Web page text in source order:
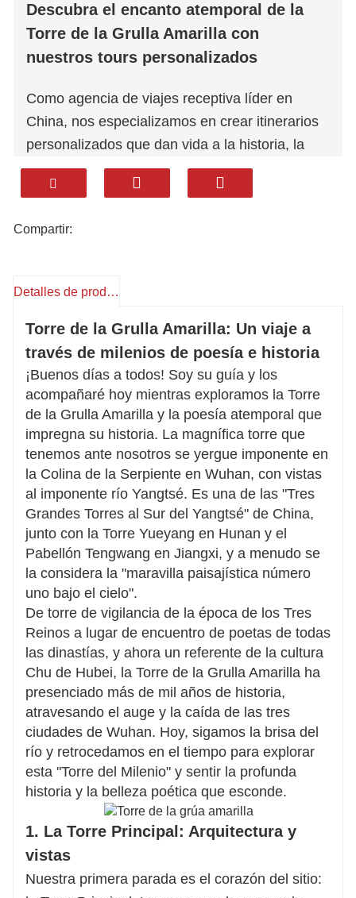
Descubra el encanto atemporal de la
Torre de la Grulla Amarilla con
nuestros tours personalizados
Como agencia de viajes receptiva líder en
China, nos especializamos en crear itinerarios
personalizados que dan vida a la historia, la
cultura y el sabor. Permítanos acompañarle en
un viaje inolvidable a la icónica Torre de la
más de 1800 años de historia.
al río Yangtsé, esta maravilla arquitectónica
combina el antiguo diseño de estilo Chu con
impresionantes vistas panorámicas. Explore el
legendario pasado de la torre, pasee por su
Galería de Poesía al aire libre, adornada con
versos de maestros de la dinastía Tang, y
saboree auténticos sabores locales como los
fideos secos calientes y el pescado Wuchang al
vapor.
Ya seas un entusiasta de la historia, amante de
la poesía o un amante de la gastronomía,
personalizaremos tu visita según tus intereses.
Desde visitas guiadas privadas hasta
experiencias culturales inmersivas, cada detalle
está pensado para garantizar una aventura
auténtica y sin complicaciones.
Contáctanos para diseñar tu viaje perfecto a la
Torre de la Grulla Amarilla, donde la historia, la
poesía y la belleza se encuentran.
Compartir:
Detalles de producto
Torre de la Grulla Amarilla: Un viaje a
través de milenios de poesía e historia
¡Buenos días a todos! Soy su guía y los
acompañaré hoy mientras exploramos la Torre
de la Grulla Amarilla y la poesía atemporal que
impregna su historia. La magnífica torre que
tenemos ante nosotros se yergue imponente en
la Colina de la Serpiente en Wuhan, con vistas
al imponente río Yangtsé. Es una de las "Tres
Grandes Torres al Sur del Yangtsé" de China,
junto con la Torre Yueyang en Hunan y el
Pabellón Tengwang en Jiangxi, y a menudo se
la considera la "maravilla paisajística número
uno bajo el cielo".
De torre de vigilancia de la época de los Tres
Reinos a lugar de encuentro de poetas de todas
las dinastías, y ahora un referente de la cultura
Chu de Hubei, la Torre de la Grulla Amarilla ha
presenciado más de mil años de historia,
atravesando el auge y la caída de las tres
ciudades de Wuhan. Hoy, sigamos la brisa del
río y retrocedamos en el tiempo para explorar
esta "Torre del Milenio" y sentir la profunda
historia y la belleza poética que esconde.
1. La Torre Principal: Arquitectura y
vistas
Nuestra primera parada es el corazón del sitio: